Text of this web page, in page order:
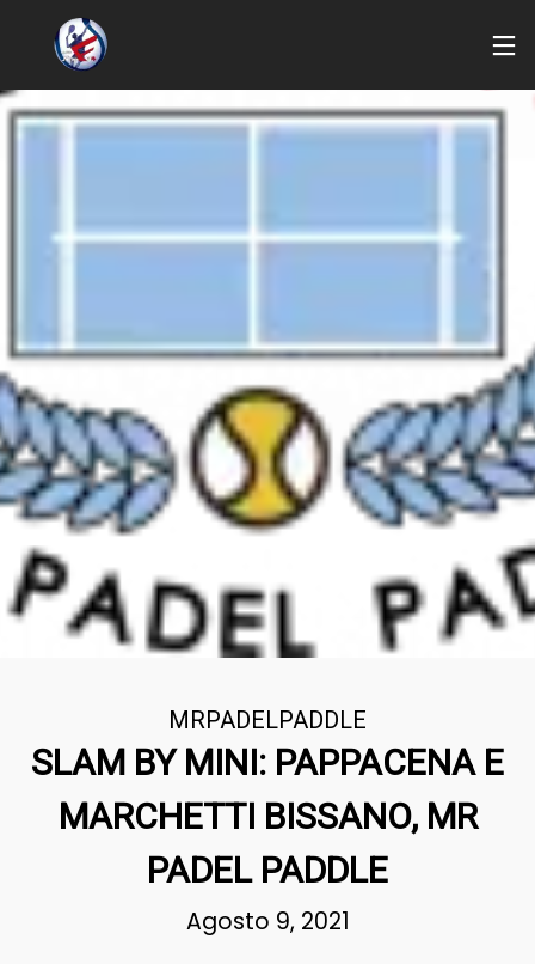
MRPADELPADDLE
SLAM BY MINI: PAPPACENA E
MARCHETTI BISSANO, MR
PADEL PADDLE
Agosto 9, 2021